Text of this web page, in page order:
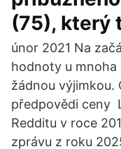
(75), který
únor 2021 Na
hodnoty u mnoha
žádnou výjimkou.
předpovědi ceny
Redditu v roce
zprávu z roku